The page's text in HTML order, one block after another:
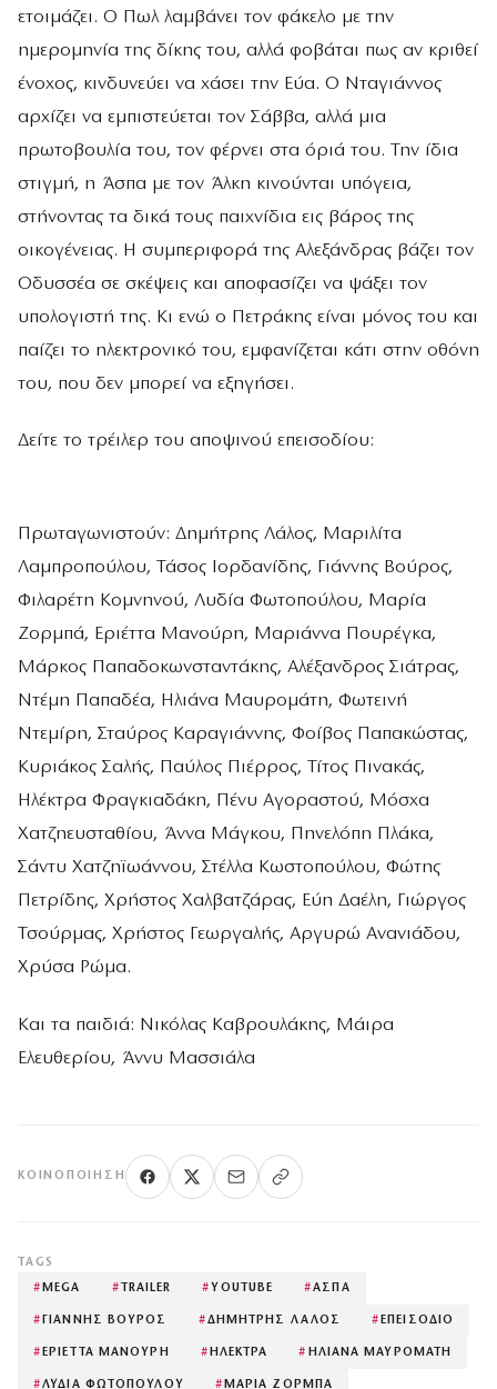
ετοιμάζει. Ο Πωλ λαμβάνει τον φάκελο με την
ημερομηνία της δίκης του, αλλά φοβάται πως αν κριθεί
ένοχος, κινδυνεύει να χάσει την Εύα. Ο Νταγιάννος
αρχίζει να εμπιστεύεται τον Σάββα, αλλά μια
πρωτοβουλία του, τον φέρνει στα όριά του. Την ίδια
στιγμή, η Άσπα με τον Άλκη κινούνται υπόγεια,
στήνοντας τα δικά τους παιχνίδια εις βάρος της
οικογένειας. Η συμπεριφορά της Αλεξάνδρας βάζει τον
Οδυσσέα σε σκέψεις και αποφασίζει να ψάξει τον
υπολογιστή της. Κι ενώ ο Πετράκης είναι μόνος του και
παίζει το ηλεκτρονικό του, εμφανίζεται κάτι στην οθόνη
του, που δεν μπορεί να εξηγήσει.
Δείτε το τρέιλερ του αποψινού επεισοδίου:
Πρωταγωνιστούν: Δημήτρης Λάλος, Μαριλίτα
Λαμπροπούλου, Τάσος Ιορδανίδης, Γιάννης Βούρος,
Φιλαρέτη Κομνηνού, Λυδία Φωτοπούλου, Μαρία
Ζορμπά, Εριέττα Μανούρη, Μαριάννα Πουρέγκα,
Μάρκος Παπαδοκωνσταντάκης, Αλέξανδρος Σιάτρας,
Ντέμη Παπαδέα, Ηλιάνα Μαυρομάτη, Φωτεινή
Ντεμίρη, Σταύρος Καραγιάννης, Φοίβος Παπακώστας,
Κυριάκος Σαλής, Παύλος Πιέρρος, Τίτος Πινακάς,
Ηλέκτρα Φραγκιαδάκη, Πένυ Αγοραστού, Μόσχα
Χατζηευσταθίου, Άννα Μάγκου, Πηνελόπη Πλάκα,
Σάντυ Χατζηϊωάννου, Στέλλα Κωστοπούλου, Φώτης
Πετρίδης, Χρήστος Χαλβατζάρας, Εύη Δαέλη, Γιώργος
Τσούρμας, Χρήστος Γεωργαλής, Αργυρώ Ανανιάδου,
Χρύσα Ρώμα.
Και τα παιδιά: Νικόλας Καβρουλάκης, Μάιρα
Ελευθερίου, Άννυ Μασσιάλα
ΚΟΙΝΟΠΟΊΗΣΗ
TAGS
# MEGA # TRAILER # YOUTUBE #ΑΣΠΑ
# ΓΙΑΝΝΗΣ ΒΟΥΡΟΣ #ΔΗΜΗΤΡΗΣ ΛΑΛΟΣ # ΕΠΕΙΣΟΔΙΟ
# ΕΡΙΕΤΤΑ ΜΑΝΟΥΡΗ # ΗΛΕΚΤΡΑ # ΗΛΙΑΝΑ ΜΑΥΡΟΜΑΤΗ
#ΛΥΔΙΑ ΦΩΤΟΠΟΥΛΟΥ # ΜΑΡΙΑ ΖΟΡΜΠΑ